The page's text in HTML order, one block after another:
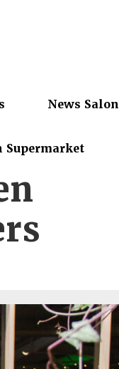
News Salon
Supermarket